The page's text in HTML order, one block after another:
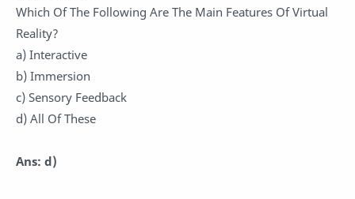
Which Of The Following Are The Main Features Of Virtual
Reality?
a) Interactive
b) Immersion
c) Sensory Feedback
d) All Of These
Ans: d)